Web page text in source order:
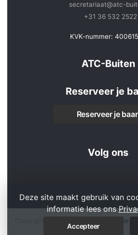
secretariaat@atc-
+31 36 532 2522
KVK-nummer:
ATC-Buiten
Reserveer je
Reserveer je
Volg ons
Deze site maakt gebruik van
informatie lees ons
Accepteer